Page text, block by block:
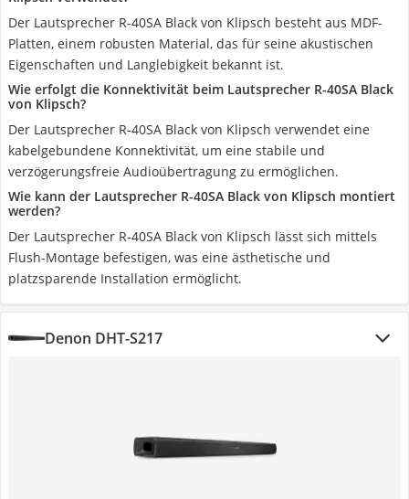
Der Lautsprecher R-40SA Black von Klipsch besteht aus MDF-
Platten, einem robusten Material, das für seine akustischen
Eigenschaften und Langlebigkeit bekannt ist.
Wie erfolgt die Konnektivität beim Lautsprecher R-40SA Black
von Klipsch?
Der Lautsprecher R-40SA Black von Klipsch verwendet eine
kabelgebundene Konnektivität, um eine stabile und
verzögerungsfreie Audioübertragung zu ermöglichen.
Wie kann der Lautsprecher R-40SA Black von Klipsch montiert
werden?
Der Lautsprecher R-40SA Black von Klipsch lässt sich mittels
Flush-Montage befestigen, was eine ästhetische und
platzsparende Installation ermöglicht.
Denon DHT-S217